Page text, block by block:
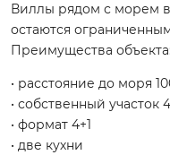
Виллы рядом с морем
остаются
Преимущества объекта:
• расстояние до моря
• собственный участок
• формат 4+1
• две кухни